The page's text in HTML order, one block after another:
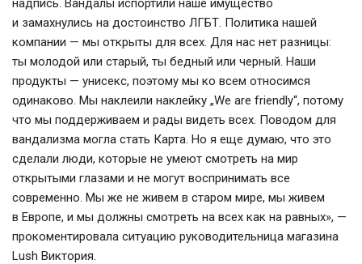
надпись. Вандалы испортили наше имущество
и замахнулись на достоинство ЛГБТ. Политика нашей
компании — мы открыты для всех. Для нас нет разницы:
ты молодой или старый, ты бедный или черный. Наши
продукты — унисекс, поэтому мы ко всем относимся
одинаково. Мы наклеили наклейку „We are friendly“, потому
что мы поддерживаем и рады видеть всех. Поводом для
вандализма могла стать Карта. Но я еще думаю, что это
сделали люди, которые не умеют смотреть на мир
открытыми глазами и не могут воспринимать все
современно. Мы же не живем в старом мире, мы живем
в Европе, и мы должны смотреть на всех как на равных», —
прокоментировала ситуацию руководительница магазина
Lush Виктория.